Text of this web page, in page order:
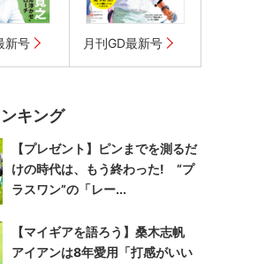
新号 月刊GD最新号
キング
【プレゼント】ピンまでを測るだ
けの時代は、もう終わった! “プ
ラスワン”の「レー...
【マイギアを語ろう】桑木志帆
アイアンは8年愛用「打感がいい